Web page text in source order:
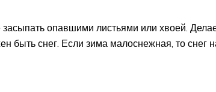
опавшими листьями или хвоей.
быть снег. Если зима малоснежная, то снег